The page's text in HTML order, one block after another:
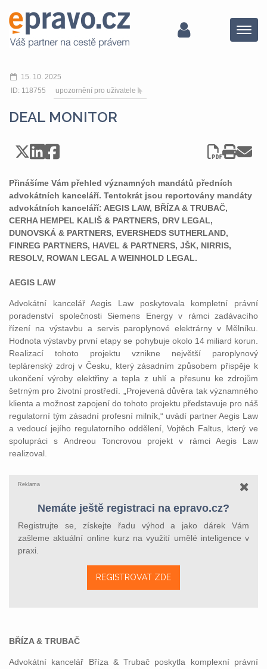
Menu
15. 10. 2025
ID: 118755
upozornění pro uživatele
DEAL MONITOR
Přinášíme Vám přehled významných mandátů předních
advokátních kanceláří. Tentokrát jsou reportovány mandáty
advokátních kanceláří: AEGIS LAW, BŘÍZA & TRUBAČ,
CERHA HEMPEL KALIŠ & PARTNERS, DRV LEGAL,
DUNOVSKÁ & PARTNERS, EVERSHEDS SUTHERLAND,
FINREG PARTNERS, HAVEL & PARTNERS, JŠK, NIRRIS,
RESOLV, ROWAN LEGAL A WEINHOLD LEGAL.
AEGIS LAW
Advokátní kancelář Aegis Law poskytovala kompletní právní
poradenství společnosti Siemens Energy v rámci zadávacího
řízení na výstavbu a servis paroplynové elektrárny v Mělníku.
Hodnota výstavby první etapy se pohybuje okolo 14 miliard korun.
Realizací tohoto projektu vznikne největší paroplynový
teplárenský zdroj v Česku, který zásadním způsobem přispěje k
ukončení výroby elektřiny a tepla z uhlí a přesunu ke zdrojům
šetrným pro životní prostředí. „Projevená důvěra tak významného
klienta a možnost zapojení do tohoto projektu představuje pro náš
regulatorní tým zásadní profesní milník,“ uvádí partner Aegis Law
a vedoucí jejího regulatorního oddělení, Vojtěch Faltus, který ve
spolupráci s Andreou Toncrovou projekt v rámci Aegis Law
realizoval.
Reklama
Nemáte ještě registraci na epravo.cz?
Registrujte se, získejte řadu výhod a jako dárek Vám
zašleme aktuální online kurz na využití umělé inteligence v
praxi.
REGISTROVAT ZDE
BŘÍZA & TRUBAČ
Advokátní kancelář Bříza & Trubač poskytla komplexní právní